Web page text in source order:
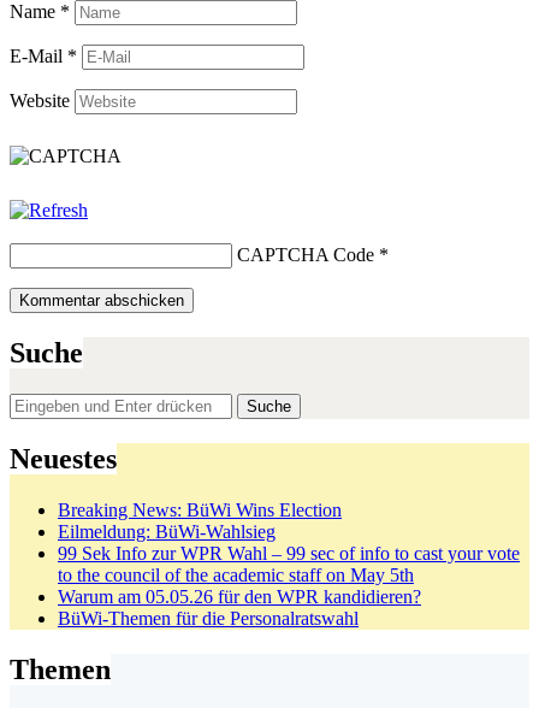
Name *
E-Mail *
Website
CAPTCHA Code *
Suche
Suchen
nach:
Neuestes
Breaking News: BüWi Wins Election
Eilmeldung: BüWi-Wahlsieg
99 Sek Info zur WPR Wahl – 99 sec of info to cast your vote
to the council of the academic staff on May 5th
Warum am 05.05.26 für den WPR kandidieren?
BüWi-Themen für die Personalratswahl
Themen